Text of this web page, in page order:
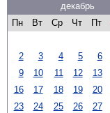
декабрь
Пн
Вт Ср Чт Пт
2
3 4 5 6
9
10 11 12 13
16
17 18 19 20
23
24 25 26 27